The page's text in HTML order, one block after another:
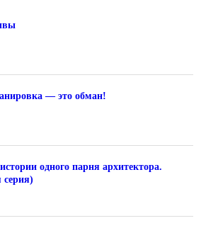
— это обман!
одного парня архитектора.
серия)